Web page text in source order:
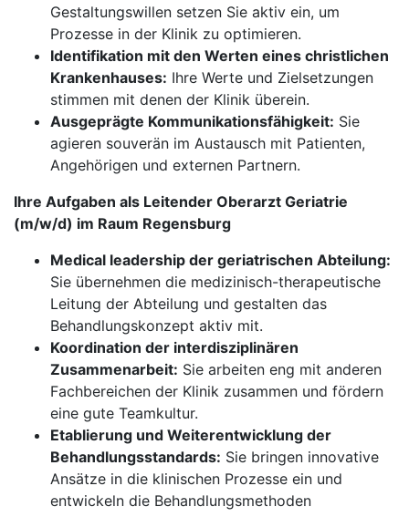
Gestaltungswillen setzen Sie aktiv ein, um
Prozesse in der Klinik zu optimieren.
Identifikation mit den Werten eines christlichen
Krankenhauses: Ihre Werte und Zielsetzungen
stimmen mit denen der Klinik überein.
Ausgeprägte Kommunikationsfähigkeit: Sie
agieren souverän im Austausch mit Patienten,
Angehörigen und externen Partnern.
Ihre Aufgaben als Leitender Oberarzt Geriatrie
(m/w/d) im Raum Regensburg
Medical leadership der geriatrischen Abteilung:
Sie übernehmen die medizinisch-therapeutische
Leitung der Abteilung und gestalten das
Behandlungskonzept aktiv mit.
Koordination der interdisziplinären
Zusammenarbeit: Sie arbeiten eng mit anderen
Fachbereichen der Klinik zusammen und fördern
eine gute Teamkultur.
Etablierung und Weiterentwicklung der
Behandlungsstandards: Sie bringen innovative
Ansätze in die klinischen Prozesse ein und
entwickeln die Behandlungsmethoden